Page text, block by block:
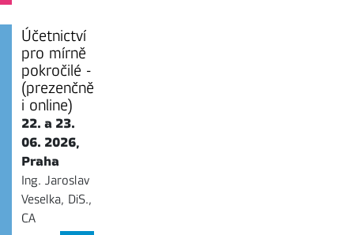
Účetnictví
pro mírně
pokročilé -
(prezenčně
i online)
22. a 23.
06. 2026,
Praha
Ing. Jaroslav
Veselka, DiS.,
CA